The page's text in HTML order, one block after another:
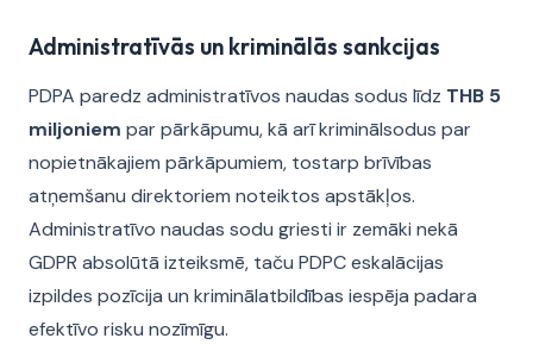
Administratīvās un kriminālās sankcijas
PDPA paredz administratīvos naudas sodus līdz THB 5
miljoniem par pārkāpumu, kā arī kriminālsodus par
nopietnākajiem pārkāpumiem, tostarp brīvības
atņemšanu direktoriem noteiktos apstākļos.
Administratīvo naudas sodu griesti ir zemāki nekā
GDPR absolūtā izteiksmē, taču PDPC eskalācijas
izpildes pozīcija un kriminālatbildības iespēja padara
efektīvo risku nozīmīgu.